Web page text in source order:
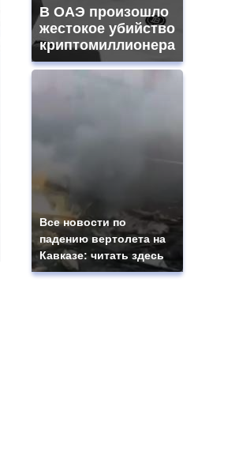
В ОАЭ произошло
жестокое убийство
криптомиллионера
Все новости по
падению вертолета на
Кавказе: читать здесь